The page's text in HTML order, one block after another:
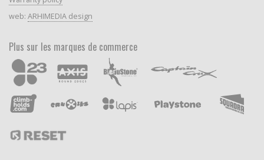
web: ARHIMEDIA design
Plus sur les marques de commerce